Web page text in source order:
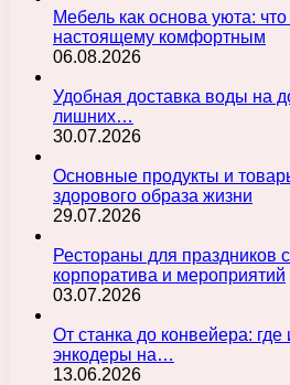
Мебель как основа уюта:
настоящему комфортным
06.08.2026
Удобная доставка воды на
лишних…
30.07.2026
Основные продукты и
здорового образа жизни
29.07.2026
Рестораны для праздников
корпоратива и мероприятий
03.07.2026
От станка до конвейера:
энкодеры на…
13.06.2026